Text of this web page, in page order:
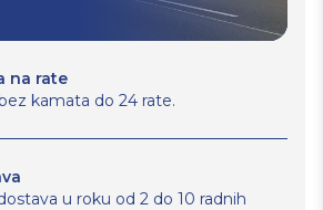
na rate
kamata do 24 rate.
u roku od 2 do 10 radnih